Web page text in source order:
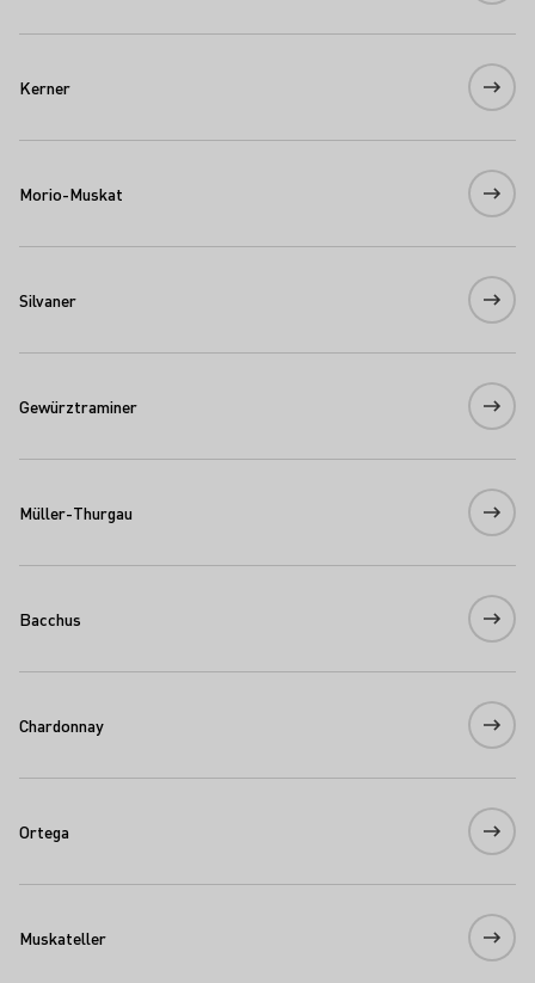
Kerner
Morio-Muskat
Silvaner
Gewürztraminer
Müller-Thurgau
Bacchus
Chardonnay
Ortega
Muskateller